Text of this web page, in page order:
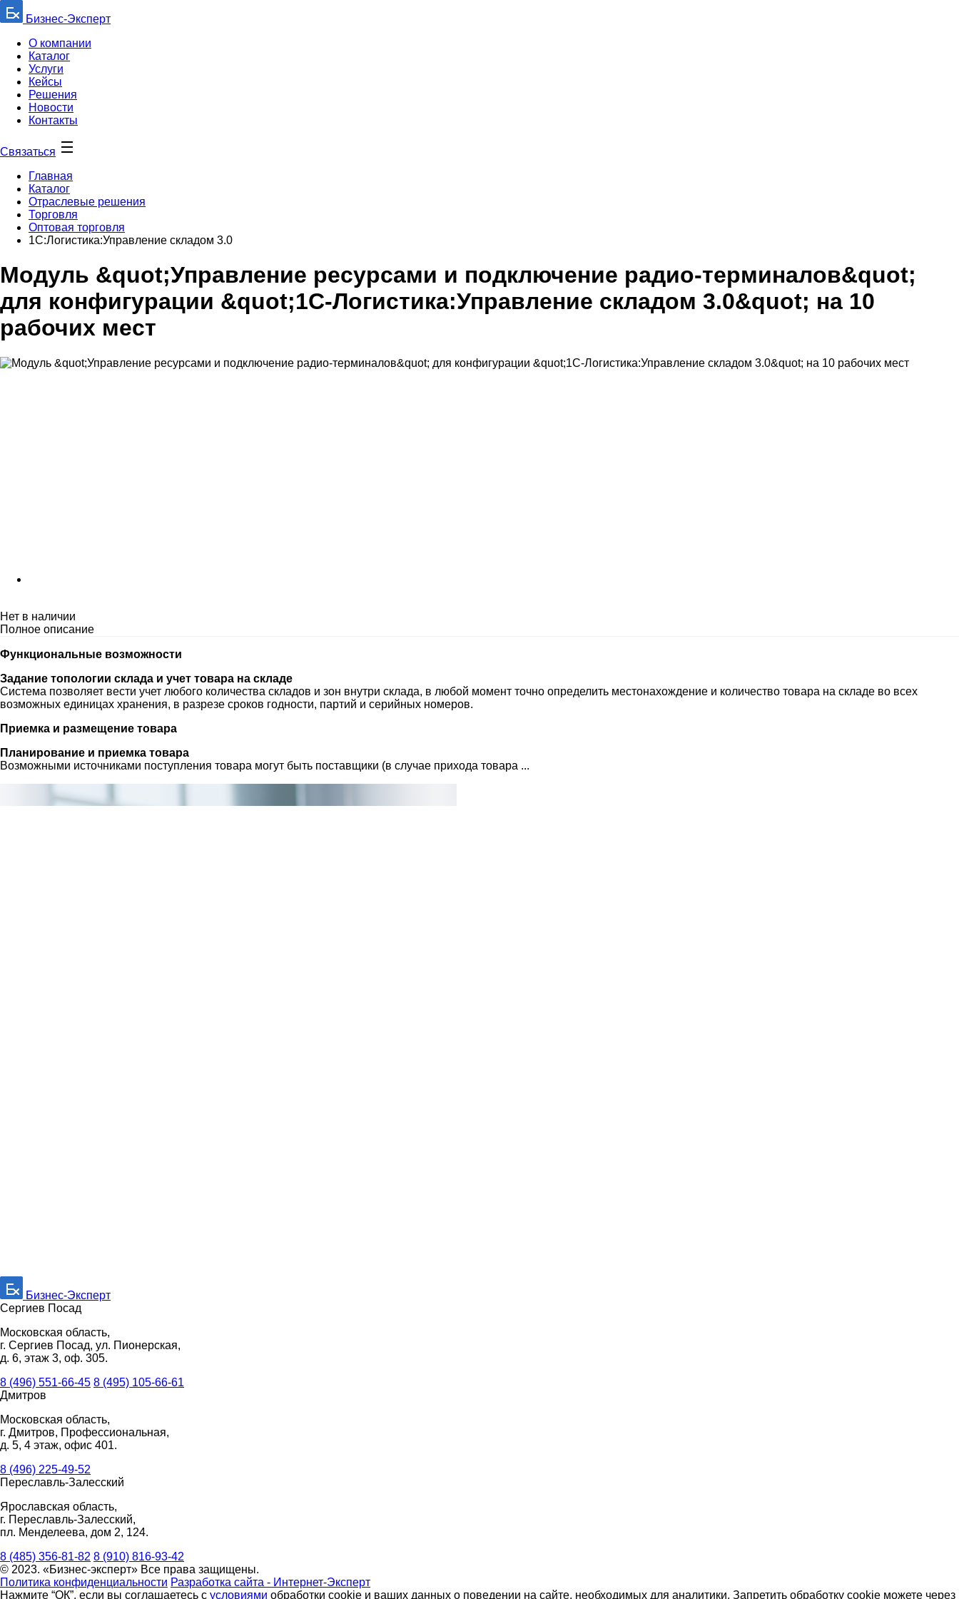
Бизнес-Эксперт
О компании
Каталог
Услуги
Кейсы
Решения
Новости
Контакты
Связаться
Главная
Каталог
Отраслевые решения
Торговля
Оптовая торговля
1С:Логистика:Управление складом 3.0
Модуль &quot;Управление ресурсами и подключение радио-терминалов&quot;
для конфигурации &quot;1С-Логистика:Управление складом 3.0&quot; на 10
рабочих мест
Нет в наличии
Полное описание
Функциональные возможности
Задание топологии склада и учет товара на складе
Система позволяет вести учет любого количества складов и зон внутри склада, в любой момент точно определить местонахождение и количество товара на складе во всех
возможных единицах хранения, в разрезе сроков годности, партий и серийных номеров.
Приемка и размещение товара
Планирование и приемка товара
Возможными источниками поступления товара могут быть поставщики (в случае прихода товара ...
Бизнес-Эксперт
Сергиев Посад
Московская область,
г. Сергиев Посад, ул. Пионерская,
д. 6, этаж 3, оф. 305.
8 (496) 551-66-45 8 (495) 105-66-61
Дмитров
Московская область,
г. Дмитров, Профессиональная,
д. 5, 4 этаж, офис 401.
8 (496) 225-49-52
Переславль-Залесский
Ярославская область,
г. Переславль-Залесский,
пл. Менделеева, дом 2, 124.
8 (485) 356-81-82 8 (910) 816-93-42
© 2023. «Бизнес-эксперт» Все права защищены.
Политика конфиденциальности Разработка сайта - Интернет-Эксперт
Нажмите “ОК”, если вы соглашаетесь с условиями обработки cookie и ваших данных о поведении на сайте, необходимых для аналитики. Запретить обработку cookie можете через